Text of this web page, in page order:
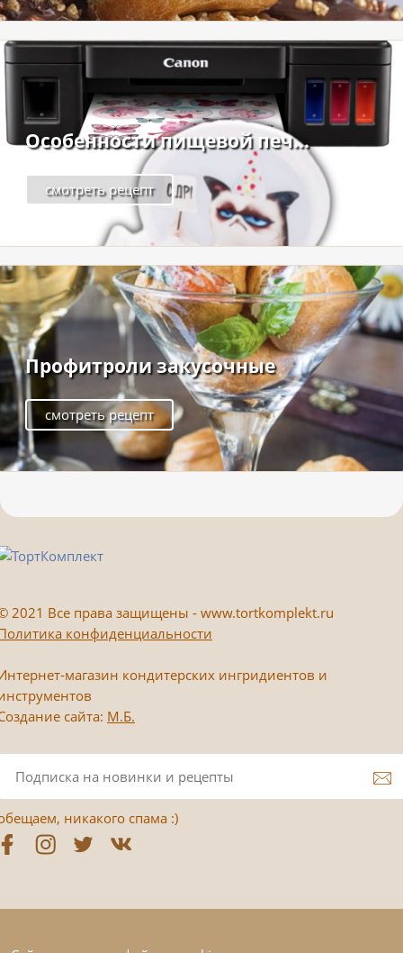
Особенности пищевой печ...
смотреть рецепт
Профитроли закусочные
смотреть рецепт
2021 Все права защищены - www.tortkomplekt.ru
конфиденциальности
магазин кондитерских ингридиентов и
сайта: М.Б.
никакого спама :)